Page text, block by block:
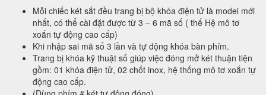
Mỗi chiếc két sắt đều trang bị bộ khóa điện tử là model mới
nhất, có thể cài đặt được từ 3 – 6 mã số ( thế Hệ mô tơ
xoắn tự động cao cấp)
Khi nhập sai mã số 3 lần và tự động khóa bàn phím.
Trang bị khóa kỹ thuật số giúp việc đóng mở két thuận tiện
gồm: 01 khóa điện tử, 02 chốt inox, hệ thống mô tơ xoắn tự
động cao cấp.